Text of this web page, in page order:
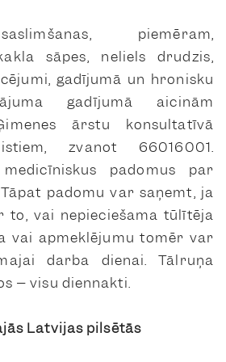
piemēram,
sāpes, neliels drudzis,
gadījumā un hronisku
gadījumā aicinām
ārstu konsultatīvā
zvanot 66016001.
padomus par
padomu var saņemt, ja
to, vai nepieciešama tūlītēja
vai apmeklējumu tomēr var
darba dienai. Tālruņa
– visu diennakti.
Latvijas pilsētās